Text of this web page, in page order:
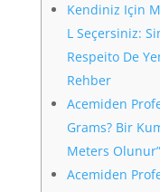
Kendiniz Için
L Seçersiniz:
Respeito De
Rehber
Acemiden
Grams? Bir
Meters Olunur”
Acemiden